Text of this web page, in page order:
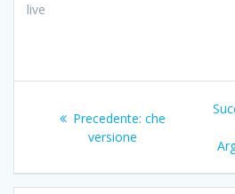
live
articoli
Precedente: Articolo
che
versione